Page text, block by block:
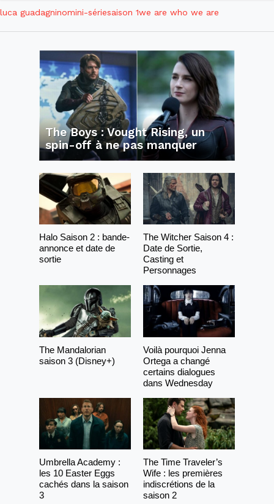
luca guadagninomini-sériesaison 1we are who we are
The Boys : Vought Rising, un
spin-off à ne pas manquer
Halo Saison 2 : bande-
annonce et date de
sortie
The Witcher Saison 4 :
Date de Sortie,
Casting et
Personnages
The Mandalorian
saison 3 (Disney+)
Voilà pourquoi Jenna
Ortega a changé
certains dialogues
dans Wednesday
Umbrella Academy :
les 10 Easter Eggs
cachés dans la saison
3
The Time Traveler’s
Wife : les premières
indiscrétions de la
saison 2